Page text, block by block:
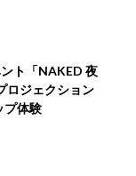
ト「NAKED 夜
ロジェクション
プ体験